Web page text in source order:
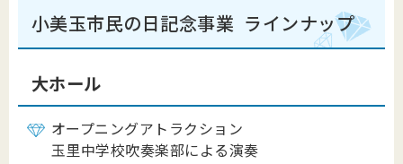
小美玉市民の日記念事業 ラインナップ
大ホール
オープニングアトラクション
玉里中学校吹奏楽部による演奏